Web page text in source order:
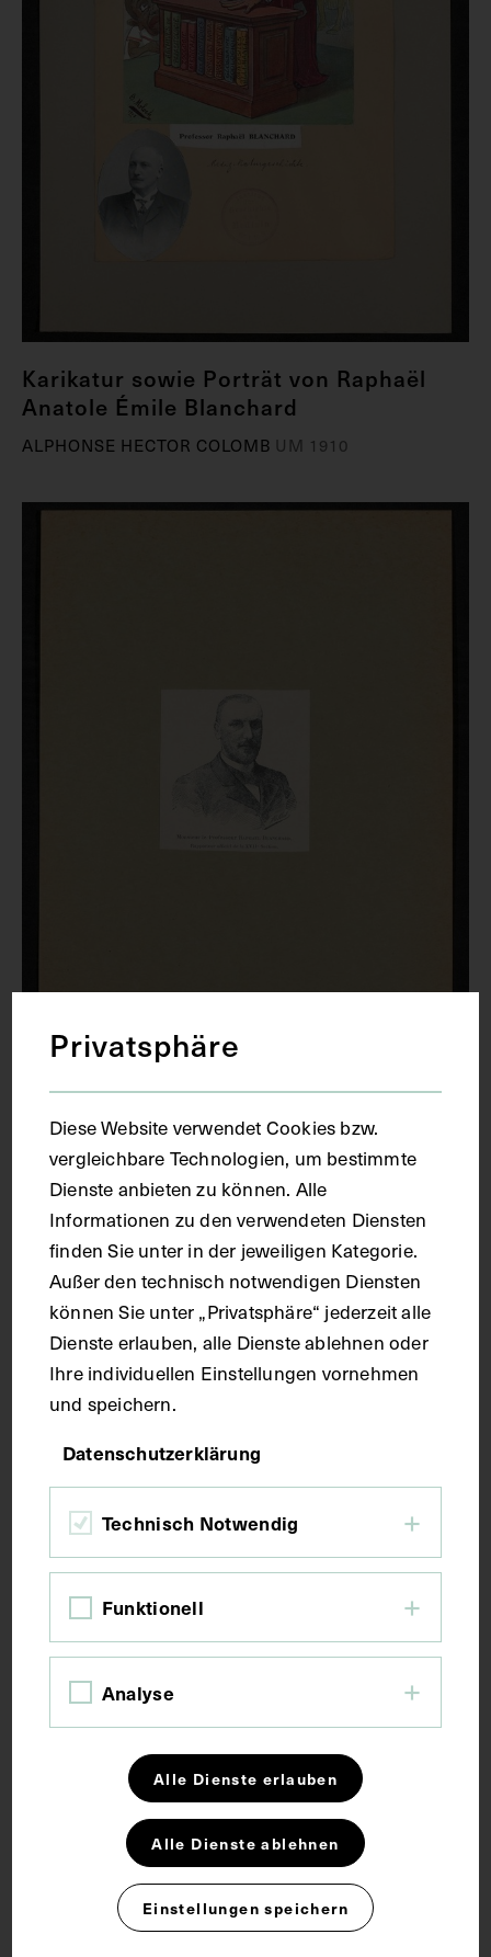
Karikatur sowie Porträt von Raphaël
Anatole Émile Blanchard
ALPHONSE HECTOR COLOMB UM 1910
Porträt von Raphaël Anatole Émile
Blanchard
UM 1900
Privatsphäre
Diese Website verwendet Cookies bzw.
vergleichbare Technologien, um bestimmte
Dienste anbieten zu können. Alle
Informationen zu den verwendeten Diensten
finden Sie unter in der jeweiligen Kategorie.
Außer den technisch notwendigen Diensten
können Sie unter „Privatsphäre“ jederzeit alle
Dienste erlauben, alle Dienste ablehnen oder
Ihre individuellen Einstellungen vornehmen
und speichern.
Datenschutzerklärung
Technisch Notwendig
Funktionell
Analyse
Alle Dienste erlauben
Alle Dienste ablehnen
Einstellungen speichern